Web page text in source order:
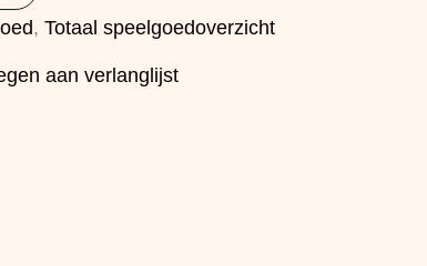
, Totaal speelgoedoverzicht
aan verlanglijst